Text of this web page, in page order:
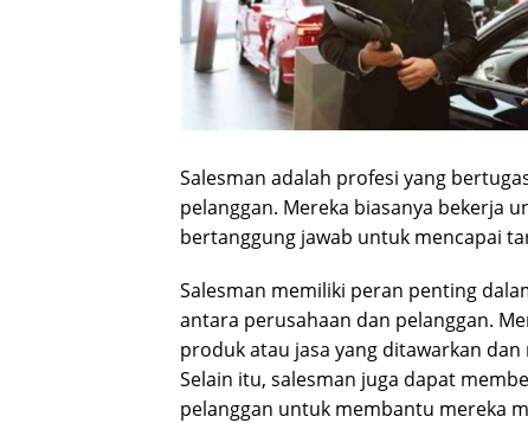
Salesman adalah profesi yang
pelanggan. Mereka biasanya bekerja
bertanggung jawab untuk mencapai
Salesman memiliki peran penting
antara perusahaan dan pelanggan.
produk atau jasa yang ditawarkan
Selain itu, salesman juga dapat
pelanggan untuk membantu mereka